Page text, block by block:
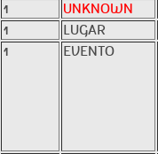
1 UNKNOWN
1 LUGAR
1 EVENTO